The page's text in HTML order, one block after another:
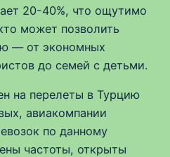
20-40%, что ощутимо
может позволить
— от экономных
до семей с детьми.
на перелеты в Турцию
авиакомпании
по данному
частоты, открыты